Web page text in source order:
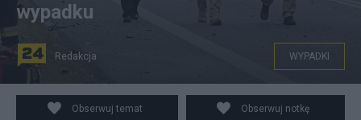
Jacek Siewiera pomagał ratować rannych w wypadku.
Fot. Twitter/Katarzyna Pawlak-Mucha
wypadku
Redakcja WYPADKI
Obserwuj temat Obserwuj notkę